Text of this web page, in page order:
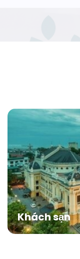
Khách sạn